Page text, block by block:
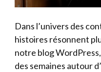
Dans l’univers des
histoires résonnent
notre blog
des semaines autour